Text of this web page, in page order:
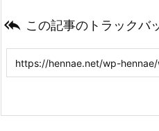
 この記事のトラックバ